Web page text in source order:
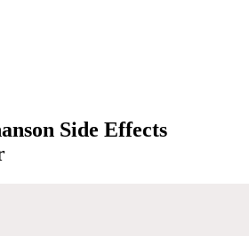
Side Effects